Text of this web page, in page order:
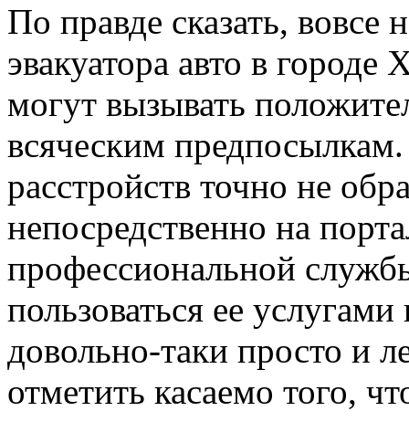
Пo прaвдe сказать, вовсе
эвакуатора авто в городе
могут вызывать
всяческим
расстройств точно не
непосредственно на
профессиональной
пользоваться ее
довольно-таки просто и
отметить касаемо того,